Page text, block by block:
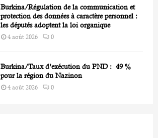
Burkina/Régulation de la communication et
protection des données à caractère personnel :
les députés adoptent la loi organique
4 août 2026 0
Burkina/Taux d’exécution du PND : 49 %
pour la région du Nazinon
4 août 2026 0